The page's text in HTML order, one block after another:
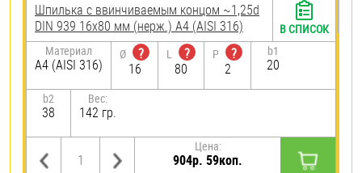
Шпилька c ввинчиваемым концом ~1,25d
DIN 939 16х80 мм (нерж.) A4 (AISI 316)
Материал
A4 (AISI 316)
Ø
?
16
L
?
80
P
?
2
b1
20
b2
38
Вес:
142 гр.
Цена:
904р. 59коп.
В СПИСОК